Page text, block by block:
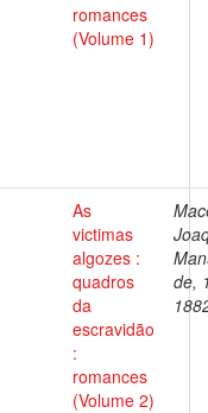
romances
(Volume 1)
As
victimas
algozes :
quadros
da
escravidão
:
romances
(Volume 2)
de,